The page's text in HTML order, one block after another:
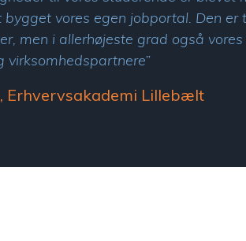
vores egen jobportal. Den er
men i allerhøjeste grad også vores
virksomhedspartnere”
Erhvervsakademi Lillebælt